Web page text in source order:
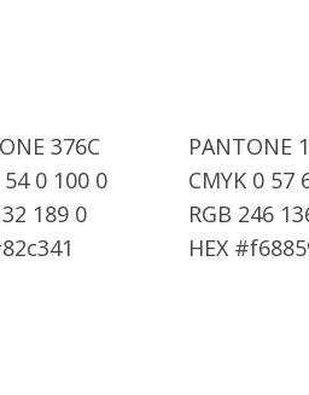
376C
54 0 100 0
189 0
PANTONE
CMYK 0 57
RGB 246
HEX